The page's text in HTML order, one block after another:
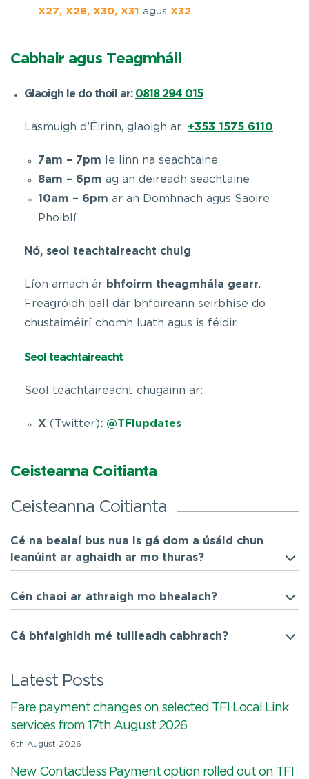
X27, X28, X30, X31 agus X32
Cabhair agus Teagmháil
Glaoigh le do thoil ar: 0818 294 015
Lasmuigh d’Éirinn, glaoigh ar: +353 1575 6110
7am – 7pm le linn na seachtaine
8am – 6pm ag an deireadh seachtaine
10am – 6pm ar an Domhnach agus Saoire
Phoiblí
Nó, seol teachtaireacht chuig
Líon amach ár bhfoirm theagmhála gearr.
Freagróidh ball dár bhfoireann seirbhíse do
chustaiméirí chomh luath agus is féidir.
Seol teachtaireacht
Seol teachtaireacht chugainn ar:
X (Twitter): @TFIupdates
Ceisteanna Coitianta
Ceisteanna Coitianta
Cé na bealaí bus nua is gá dom a úsáid chun
leanúint ar aghaidh ar mo thuras?
Cén chaoi ar athraigh mo bhealach?
Cá bhfaighidh mé tuilleadh cabhrach?
Latest Posts
Fare payment changes on selected TFI Local Link
services from 17th August 2026
6th August 2026
New Contactless Payment option rolled out on TFI